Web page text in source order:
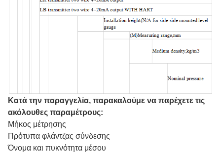
Κατά την παραγγελία, παρακαλούμε να παρέχετε τις
ακόλουθες παραμέτρους:
Μήκος μέτρησης
Πρότυπα φλάντζας σύνδεσης
Όνομα και πυκνότητα μέσου